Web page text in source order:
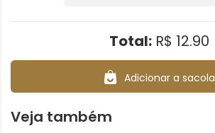
Total:R$ 12.90
Adicionar a sacola
Veja também